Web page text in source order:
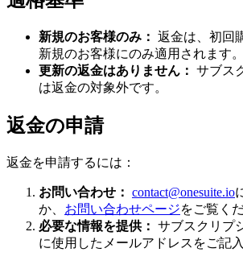
新規のお客様のみ： 返金は、初回
新規のお客様にのみ適用されます。
更新の返金はありません： サブス
は返金の対象外です。
返金の申請
返金を申請するには：
お問い合わせ： contact@onesuite.io
か、 お問い合わせページをご覧く
必要な情報を提供： サブスクリプ
に使用したメールアドレスをご記